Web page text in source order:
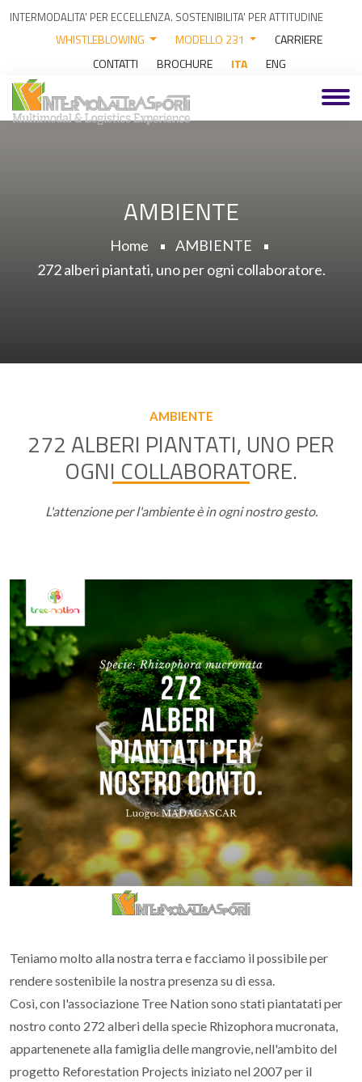
INTERMODALITA' PER ECCELLENZA. SOSTENIBILITA' PER ATTITUDINE
WHISTLEBLOWING MODELLO 231
CARRIERE
CONTATTI
BROCHURE ITA ENG
AMBIENTE
Home
AMBIENTE
272 alberi piantati, uno per ogni collaboratore.
AMBIENTE
272 ALBERI PIANTATI, UNO PER
OGNI COLLABORATORE.
L'attenzione per l'ambiente è in ogni nostro gesto.
Teniamo molto alla nostra terra e facciamo il possibile per
rendere sostenibile la nostra presenza su di essa.
Così, con l'associazione Tree Nation sono stati piantatati per
nostro conto 272 alberi della specie Rhizophora mucronata,
appartenenete alla famiglia delle mangrovie, nell'ambito del
progetto Reforestation Projects iniziato nel 2007 per il